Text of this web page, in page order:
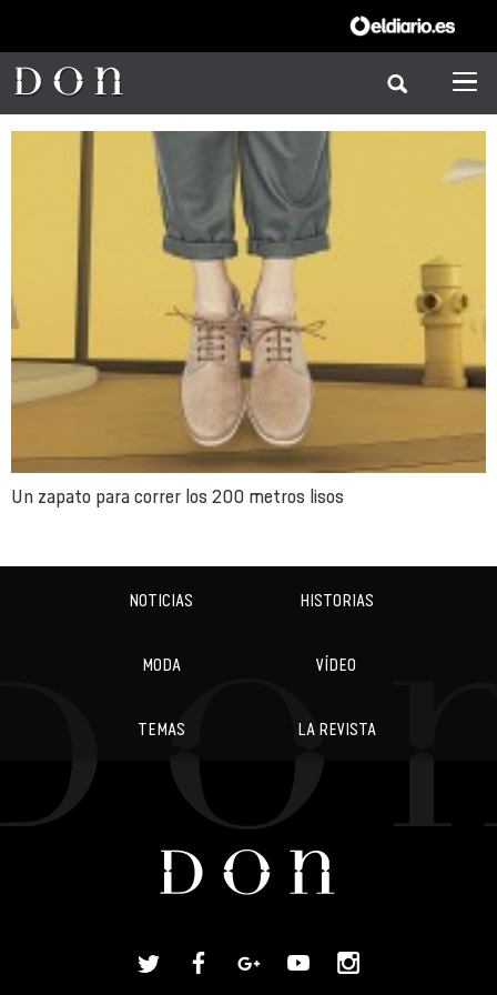
Un zapato para correr los 200 metros lisos
NOTICIAS HISTORIAS
MODA VÍDEO
TEMAS LA REVISTA